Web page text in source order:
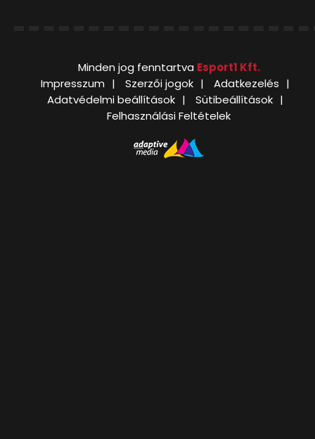
Minden jog fenntartva Esport1 Kft.
Impresszum
Szerzői jogok
Adatkezelés
Adatvédelmi beállítások
Sütibeállítások
Felhasználási Feltételek